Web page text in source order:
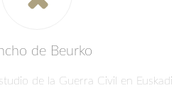
de Beurko
de la Guerra Civil en Euskadi